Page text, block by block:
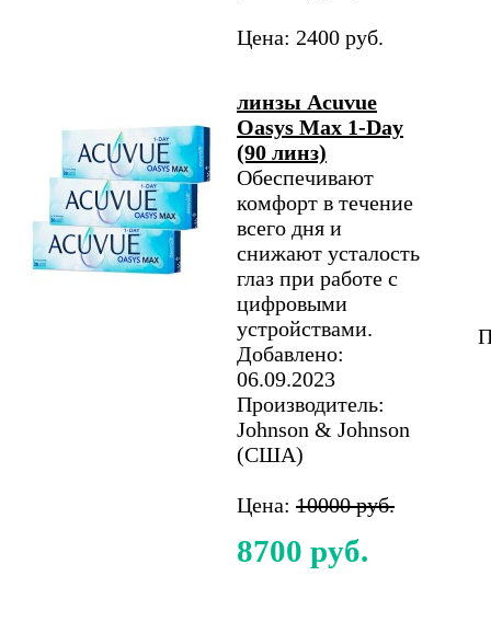
Цена: 2400 руб.
линзы Acuvue
Oasys Max 1-Day
(90 линз)
Обеспечивают
комфорт в течение
всего дня и
снижают усталость
глаз при работе с
цифровыми
устройствами.
Добавлено:
06.09.2023
Производитель:
Johnson & Johnson
(США)
Цена: 10000 руб.
8700 руб.